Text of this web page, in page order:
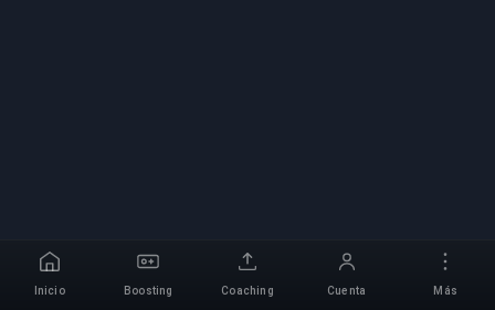
Inicio Boosting Coaching Cuenta Más